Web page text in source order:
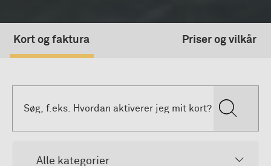
Kort og faktura Priser og vilkår
Alle kategorier